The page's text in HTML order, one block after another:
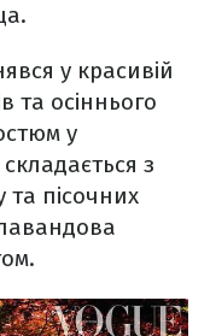
у красивій
та осіннього
у
з
та пісочних